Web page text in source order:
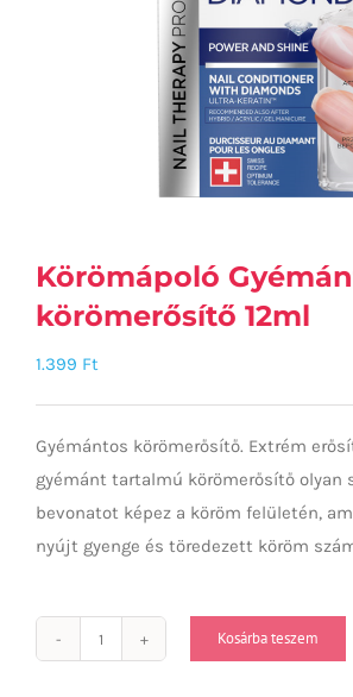
Körömápoló
körömerősítő 12ml
1.399 Ft
Gyémántos körömerősítő. Extrém
gyémánt tartalmú körömerősítő olyan
bevonatot képez a köröm felületén,
nyújt gyenge és töredezett köröm
Körömápoló
Kosárba teszem